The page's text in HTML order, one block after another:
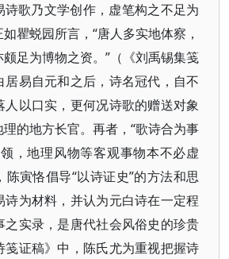
诗歌乃文学创作，虚笔构之不足为
瞿蜕园所言，“唐人多实地体察，
足为博物之资。”（《刘禹锡集笺
居易自元和之后，诗名冠代，自不
人以口实，更何况诗歌的赠送对象
的地方长官。再者，“歌诗合为事
，地理风物等客观事物本不必虚
寅恪倡导“以诗证史”的方法和思
诗为材料，并认为元白诗在一定程
之实录，是唐代社会风俗史的珍贵
笺证稿》中，陈氏尤为重视把握诗